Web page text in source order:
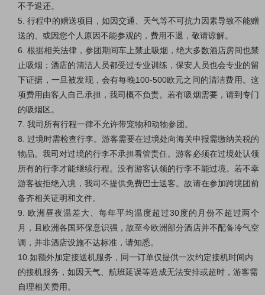
不予退还。
5. 行程中的赠送项目，如因交通、天气等不可抗力因素导致不能赠
送的、或因您个人原因不能参观的，费用不退，敬请谅解。
6. 根据相关法律，参团期间车上禁止吸烟，绝大多数酒店房间也禁
止吸烟；酒店的清洁人员都受过专业训练，保安人员也会专业的留
下证据，一旦被发现，会有每晚100-500欧元之间的清洁费用。这
项费用由客人自己承担，我司概不负责。若有吸烟需要，请到专门
的吸烟区。
7. 我司所有行程一律不允许带宠物和动物参团。
8. 过境时需检查行李。游客需要在过境处向海关申报需缴纳关税的
物品。我司对过境的行李不承担看管责任。游客必须在过境处认领
所有的行李才能继续行程。没有游客认领的行李不能过境。若不幸
游客被拒绝入境，我司不提供免费巴士送客。故请在参加跨境团前
备齐相关证明和文件。
9. 欧洲昼夜温差大、每年平均温度超过30度的月份不超过两个
月，且欧洲各国环保意识强，故至今欧洲部分酒店并不配备冷气空
调，并非酒店设施不达标准，请知悉。
10.如额外加定接送机服务，同一订单仅提供一次约定接机时间内
的接机服务，如因天气、航班延误等造成无法安排或超时，游客需
自理相关费用。